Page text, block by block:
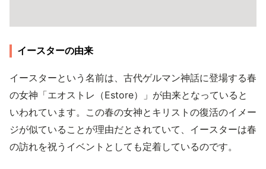
イースターの由来
イースターという名前は、古代ゲルマン神話に登場する春
の女神「エオストレ（Estore）」が由来となっていると
いわれています。この春の女神とキリストの復活のイメー
ジが似ていることが理由だとされていて、イースターは春
の訪れを祝うイベントとしても定着しているのです。